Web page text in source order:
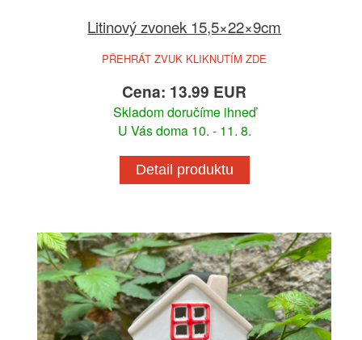
Litinový zvonek 15,5×22×9cm
PŘEHRÁT ZVUK KLIKNUTÍM ZDE
Cena: 13.99 EUR
Skladom doručíme ihneď
U Vás doma 10. - 11. 8.
Detail produktu